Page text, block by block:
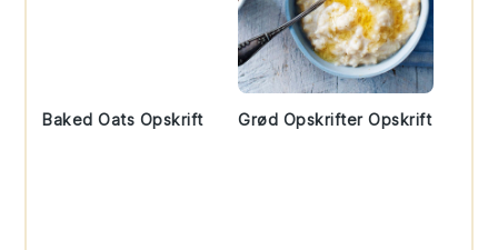
Baked Oats Opskrift Grød Opskrifter Opskrift